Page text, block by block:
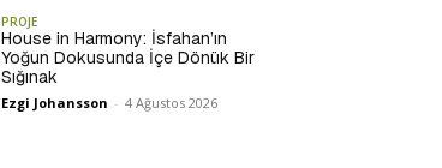
PROJE
House in Harmony: İsfahan’ın
Yoğun Dokusunda İçe Dönük Bir
Sığınak
Ezgi Johansson - 4 Ağustos 2026